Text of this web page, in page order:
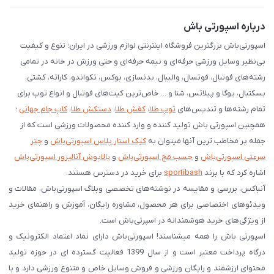
درباره اسپورتی باش
اسپورتی‌باش بزرگترین فروشگاه اینترنتی لوازم ورزشی در ایران؛ تنوع و کیفیت
بی‌نظیر وسایل ورزشی حرفه‌ای و نیمه حرفه‌ای و حتی ورزش در خانه در تمامی
رشته‌های فوتبال، فوتسال، والیبال، بدنسازی، بوکس، تکواندو، کاراته، کشتی،
بسکتبال، یوگا و پیلاتس، شنا و ... خاص‌ترین کیت‌های فوتبال و انواع توپ برای
تمام رشته‌ها و تندیس‌های توپ طلا، کفش طلا، دستکش طلا، کاپ جام جهانی ؛
همچنین اسپورتی باش تولید کننده و وارد کننده محصولات ورزشی است که از
جمله پر مخاطب ترین آنها میتوان به کیک استار پلاس اسپورتی‌باش و چتر
سرعتی اسپورتی‌باش و چسب مچ اسپورتی‌باش و بالاپوش آنالیزور اسپورتی‌باش
اشاره کرد که با برند sportibash برای خرید در دسترس هستند.
آنباکس، بررسی‌ و مقایسه در نوشته‌های تخصصی وبلاگ اسپورتی‌باش، مقالات و
ویدئوهای اختصاصی برای هر محصول، مشاوره رایگان، آموزش و راهنمای خرید
از ویژگی‌های خرید هوشمندانه در اسپرتی‌باش است.
اسپورتی‌ باش را همه میشناسند! اسپورتی‌باش دارای نماد اعتماد الکترونیک و
درگاه پرداخت معتبر است و از سال 1399 فعالیت گسترده ای در حوزه تولید
محتوای ارزشمند و رایگان ورزشی و فروش وسایل خاص و متنوع ورزشی دارد و با